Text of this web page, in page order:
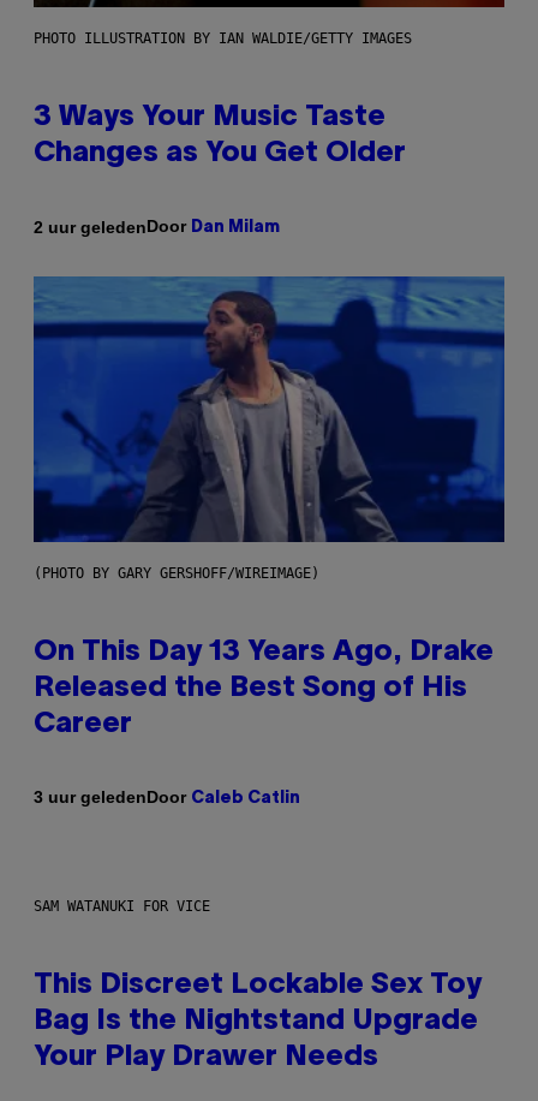
PHOTO ILLUSTRATION BY IAN WALDIE/GETTY IMAGES
3 Ways Your Music Taste
Changes as You Get Older
2 uur geledenDoor Dan Milam
(PHOTO BY GARY GERSHOFF/WIREIMAGE)
On This Day 13 Years Ago, Drake
Released the Best Song of His
Career
3 uur geledenDoor Caleb Catlin
SAM WATANUKI FOR VICE
This Discreet Lockable Sex Toy
Bag Is the Nightstand Upgrade
Your Play Drawer Needs